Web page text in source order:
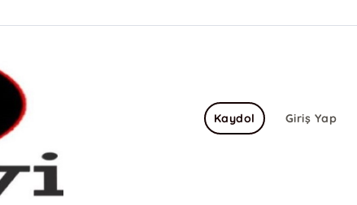
Giriş Yap
Kaydol